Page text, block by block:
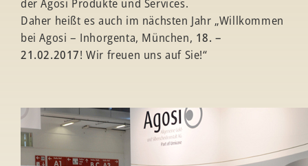
der Agosi Produkte und Services.
Daher heißt es auch im nächsten Jahr „Willkommen
bei Agosi – Inhorgenta, München, 18. –
21.02.2017! Wir freuen uns auf Sie!“